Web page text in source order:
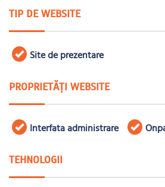
TIP DE WEBSITE
Site de prezentare
PROPRIETĂȚI WEBSITE
Interfata administrare
TEHNOLOGII